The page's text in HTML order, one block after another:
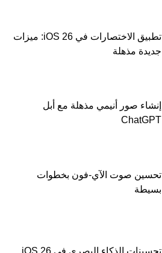
تطبيق الاختصارات في iOS 26: ميزات
جديدة مذهلة
إنشاء صور أنيمي مذهلة مع أبل
ChatGPT
تحسين صوت الآي-فون بخطوات
بسيطة
تحسينات الذكاء البصري في iOS 26